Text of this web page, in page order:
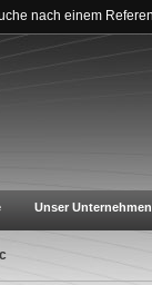
nach einem
Unser Unternehmen